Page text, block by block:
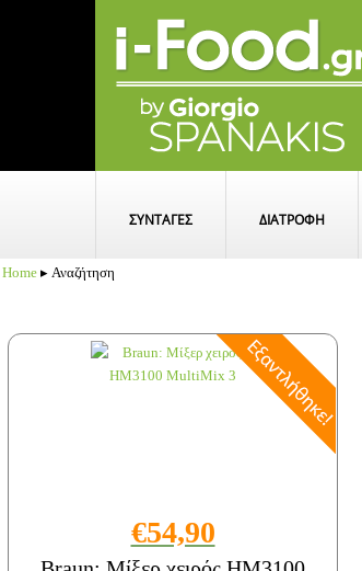
ΣΥΝΤΑΓΕΣ ΔΙΑΤΡΟΦΗ
Home ▸ Αναζήτηση
€54,90